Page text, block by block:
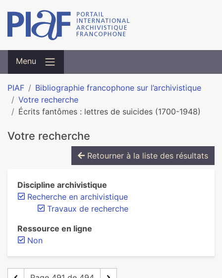
Menu
PIAF
Bibliographie francophone sur l’archivistique
Votre recherche
Écrits fantômes : lettres de suicides (1700-1948)
Votre recherche
Retourner à la liste des résultats
Discipline archivistique
Recherche en archivistique
Travaux de recherche
Ressource en ligne
Non